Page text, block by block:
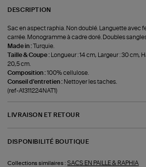
DESCRIPTION
Sac en aspect raphia. Non doublé. Languette avec
carrée. Monogramme à cadre doré. Doubles
Made in :Turquie.
Taille & Coupe :
Longueur : 14 cm, Largeur : 30 cm,
20,5 cm.
Composition :100% cellulose.
Conseil d'entretien : Nettoyer les taches.
(ref-A1311224NAT1)
LIVRAISON ET RETOUR
DISPONIBILITÉ BOUTIQUE
Collections similaires : SACS EN PAILLE & RAPHIA